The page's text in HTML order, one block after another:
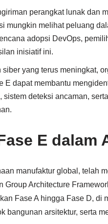
perangkat lunak dan
mungkin melihat peluang
adopsi DevOps,
inisiatif ini.
siber yang terus meningkat,
E dapat membantu
deteksi ancaman,
E dalam
manufaktur global, telah
Architecture
Fase A hingga Fase D, di
bangunan arsitektur, serta